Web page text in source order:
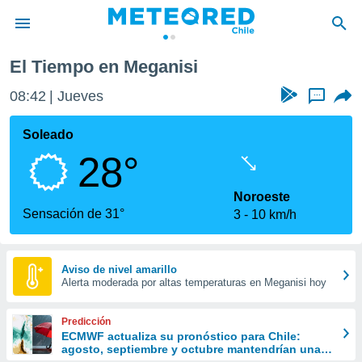
de
por
que se
calidad.
a este
las
y
forma
digital
basada
El Tiempo en Meganisi
08:42 Jueves ...
Soleado
28°
Sensación de 31°
Noroeste
3
10 km/h
Aviso de nivel amarillo
Alerta moderada por altas temperaturas en Meganisi hoy
Predicción
ECMWF actualiza su pronóstico para Chile:
agosto, septiembre y octubre mantendrían una